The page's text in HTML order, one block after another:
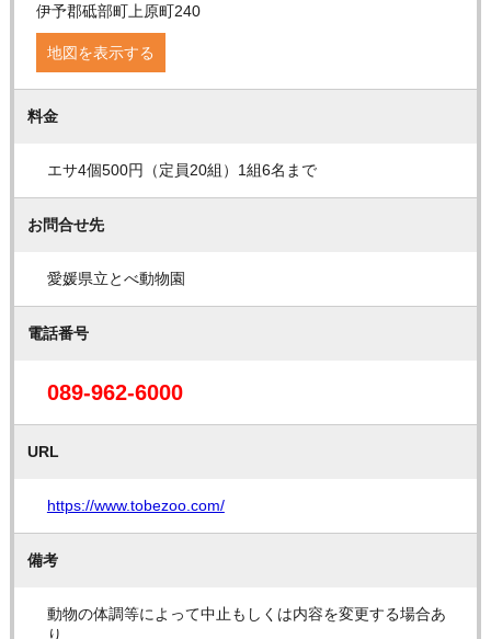
伊予郡砥部町上原町240
地図を表示する
料金
エサ4個500円（定員20組）1組6名まで
お問合せ先
愛媛県立とべ動物園
電話番号
089-962-6000
URL
https://www.tobezoo.com/
備考
動物の体調等によって中止もしくは内容を変更する場合あ
り